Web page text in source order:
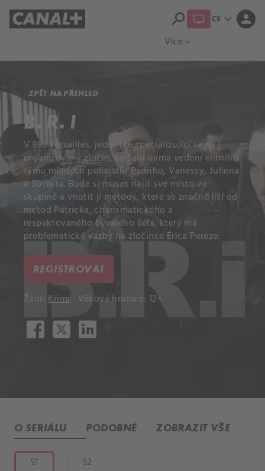
Více expand_more
search CS expand_more person
ZPĚT NA PŘEHLED
B. R. I
V BRI Versailles, jednotce specializující se na
organizovaný zločin, se Saïd ujímá vedení elitního
týmu mladých policistů: Badriho, Vanessy, Juliena
a Socrata. Bude si muset najít své místo ve
skupině a vnutit jí metody, které se značně liší od
metod Patricka, charismatického a
respektovaného bývalého šéfa, který má
problematické vazby na zločince Érica Pereze.
REGISTROVAT
Žánr:Krimi Věková hranice: 12+
O SERIÁLU PODOBNÉ ZOBRAZIT VŠE
S1 S2